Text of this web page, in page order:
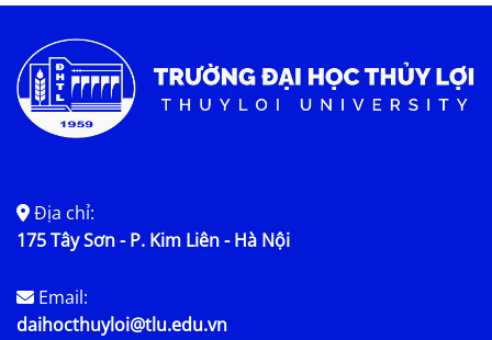
Địa chỉ:
175 Tây Sơn - P. Kim Liên - Hà Nội
Email:
daihocthuyloi@tlu.edu.vn